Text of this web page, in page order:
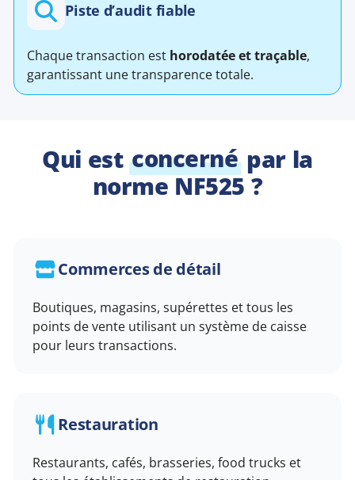
Piste d’audit fiable
Chaque transaction est horodatée et traçable,
garantissant une transparence totale.
Qui est concernépar la
norme NF525 ?
Commerces de détail
Boutiques, magasins, supérettes et tous les
points de vente utilisant un système de caisse
pour leurs transactions.
Restauration
Restaurants, cafés, brasseries, food trucks et